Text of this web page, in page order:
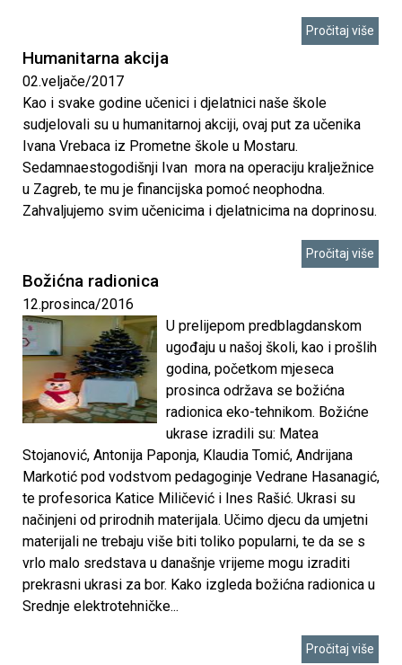
a
š
k
o
l
a
R
u
đ
e
r
a
B
o
Pročitaj više
Humanitarna akcija
02.veljače/2017
Kao i svake godine učenici i djelatnici naše škole
sudjelovali su u humanitarnoj akciji, ovaj put za učenika
Ivana Vrebaca iz Prometne škole u Mostaru.
Sedamnaestogodišnji Ivan mora na operaciju kralježnice
u Zagreb, te mu je financijska pomoć neophodna.
Zahvaljujemo svim učenicima i djelatnicima na doprinosu.
Pročitaj više
Božićna radionica
12.prosinca/2016
U prelijepom predblagdanskom
ugođaju u našoj školi, kao i prošlih
godina, početkom mjeseca
prosinca održava se božićna
radionica eko-tehnikom. Božićne
ukrase izradili su: Matea
Stojanović, Antonija Paponja, Klaudia Tomić, Andrijana
Markotić pod vodstvom pedagoginje Vedrane Hasanagić,
te profesorica Katice Miličević i Ines Rašić. Ukrasi su
načinjeni od prirodnih materijala. Učimo djecu da umjetni
materijali ne trebaju više biti toliko popularni, te da se s
vrlo malo sredstava u današnje vrijeme mogu izraditi
prekrasni ukrasi za bor. Kako izgleda božićna radionica u
Srednje elektrotehničke...
Pročitaj više